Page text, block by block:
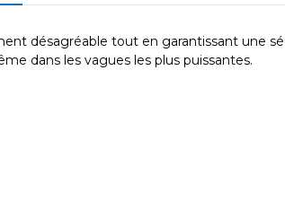
désagréable tout en garantissant une
dans les vagues les plus puissantes.